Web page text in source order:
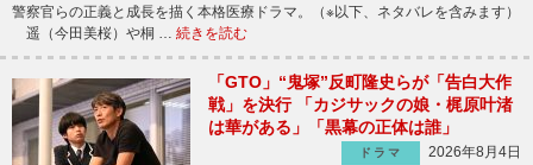
警察官らの正義と成長を描く本格医療ドラマ。（※以下、ネタバレを含みます）
遥（今田美桜）や桐 … 続きを読む
「GTO」“鬼塚”反町隆史らが「告白大作
戦」を決行 「カジサックの娘・梶原叶渚
は華がある」「黒幕の正体は誰」
ドラマ
2026年8月4日